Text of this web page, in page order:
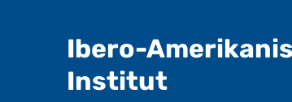
Ibero-
Institut-